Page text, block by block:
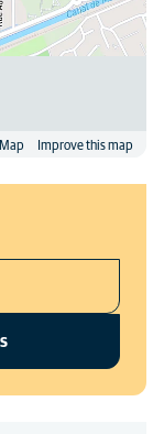
Improve this map